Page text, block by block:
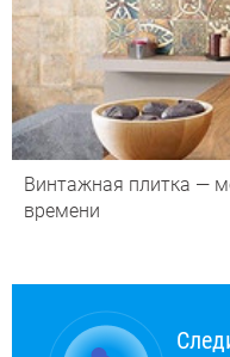
Винтажная плитка —
времени